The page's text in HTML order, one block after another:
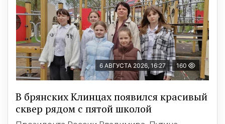
6 АВГУСТА 2026, 16:27 160
В брянских Клинцах появился красивый
сквер рядом с пятой школой